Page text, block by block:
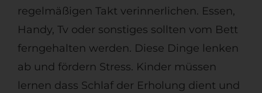
regelmäßigen Takt verinnerlichen. Essen,
Handy, Tv oder sonstiges sollten vom Bett
ferngehalten werden. Diese Dinge lenken
ab und fördern Stress. Kinder müssen
lernen dass Schlaf der Erholung dient und